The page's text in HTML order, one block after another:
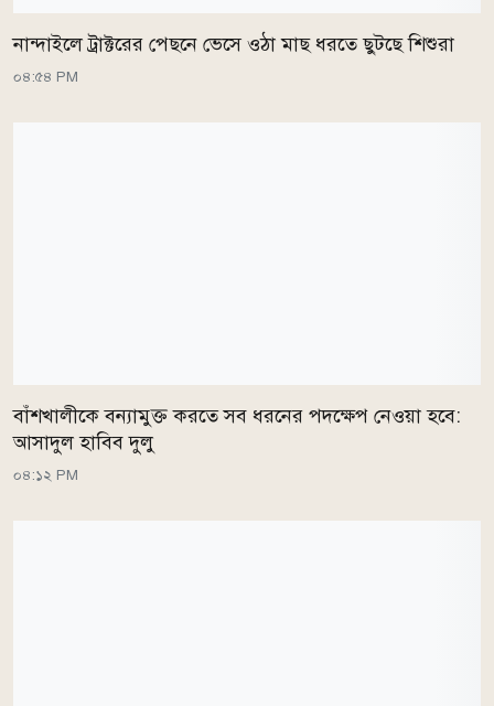
নান্দাইলে ট্রাক্টরের পেছনে ভেসে ওঠা মাছ ধরতে ছুটছে শিশুরা
০৪:৫৪ PM
বাঁশখালীকে বন্যামুক্ত করতে সব ধরনের পদক্ষেপ নেওয়া হবে:
আসাদুল হাবিব দুলু
০৪:১২ PM